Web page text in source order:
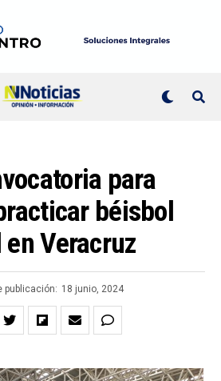
para
béisbol
Veracruz
publicación: 18 junio, 2024